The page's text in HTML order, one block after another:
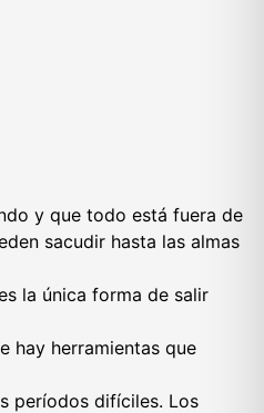
y que todo está fuera de
sacudir hasta las almas
la única forma de salir
hay herramientas que
períodos difíciles. Los